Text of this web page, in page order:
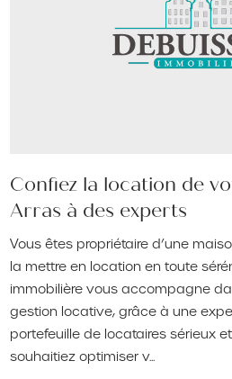
Confiez la location de
Arras à des experts
Vous êtes propriétaire d’une
la mettre en location en toute
immobilière vous accompagne
gestion locative, grâce à une
portefeuille de locataires sérieux
souhaitiez optimiser v...